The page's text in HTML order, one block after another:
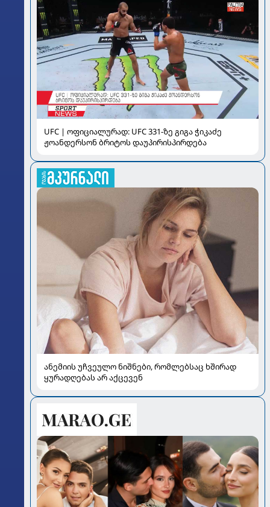
UFC | ოფიციალურად: UFC 331-ზე გიგა ჭიკაძე
ჟოანდერსონ ბრიტოს დაუპირისპირდება
ანემიის უჩვეულო ნიშნები, რომლებსაც ხშირად
ყურადღებას არ აქცევენ